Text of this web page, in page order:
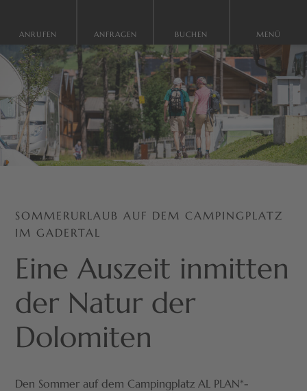
MENÜ
ANRUFEN ANFRAGEN BUCHEN
SOMMERURLAUB AUF DEM CAMPINGPLATZ
IM GADERTAL
Eine Auszeit inmitten
der Natur der
Dolomiten
Den Sommer auf dem Campingplatz AL PLAN*-